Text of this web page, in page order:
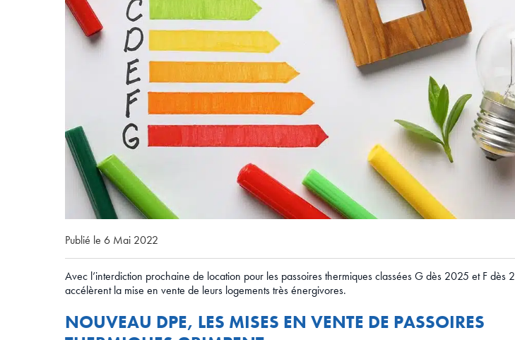
Publié le 6 Mai 2022
Avec l’interdiction prochaine de location pour les passoires thermiques classées G dès 2025 et F dès
accélèrent la mise en vente de leurs logements très énergivores.
NOUVEAU DPE, LES MISES EN VENTE DE PASSOIRES